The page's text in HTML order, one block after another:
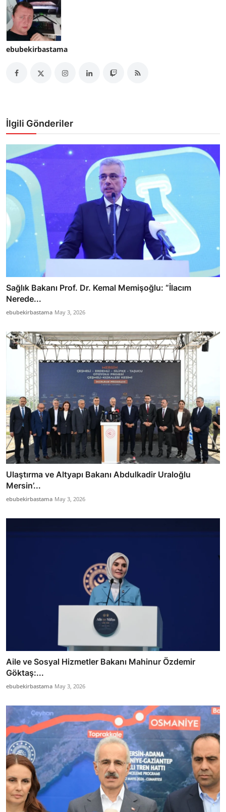
ebubekirbastama
İlgili Gönderiler
Sağlık Bakanı Prof. Dr. Kemal Memişoğlu: “İlacım
Nerede...
ebubekirbastama May 3, 2026
Ulaştırma ve Altyapı Bakanı Abdulkadir Uraloğlu
Mersin’...
ebubekirbastama May 3, 2026
Aile ve Sosyal Hizmetler Bakanı Mahinur Özdemir
Göktaş:...
ebubekirbastama May 3, 2026